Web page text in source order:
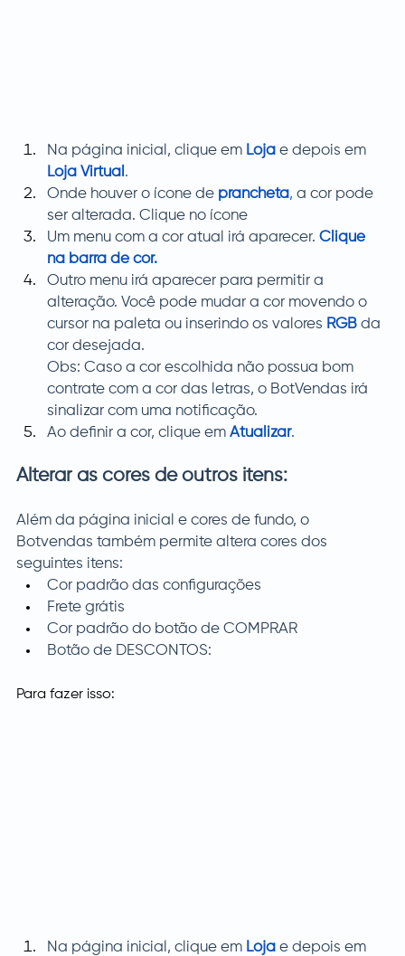
Na página inicial, clique em Loja e depois em
Loja Virtual .
Onde houver o ícone de prancheta, a cor pode
ser alterada. Clique no ícone
Um menu com a cor atual irá aparecer. Clique
na barra de cor.
Outro menu irá aparecer para permitir a
alteração. Você pode mudar a cor movendo o
cursor na paleta ou inserindo os valores RGB da
cor desejada.
Obs: Caso a cor escolhida não possua bom
contrate com a cor das letras, o BotVendas irá
sinalizar com uma notificação.
Ao definir a cor, clique em Atualizar.
Alterar as cores de outros itens:
Além da página inicial e cores de fundo, o
Botvendas também permite altera cores dos
seguintes itens:
Cor padrão das configurações
Frete grátis
Cor padrão do botão de COMPRAR
Botão de DESCONTOS:
Para fazer isso:
Na página inicial, clique em Loja e depois em